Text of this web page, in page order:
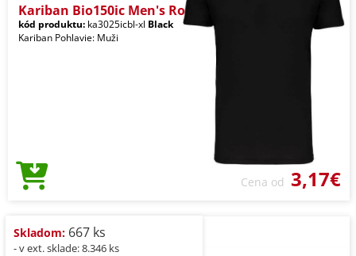
Kariban Bio150ic Men's Ro
kód produktu: ka3025icbl-xl Black
Kariban Pohlavie: Muži
Cena od 3,17€
Skladom: 667 ks
- v ext. sklade: 8.346 ks